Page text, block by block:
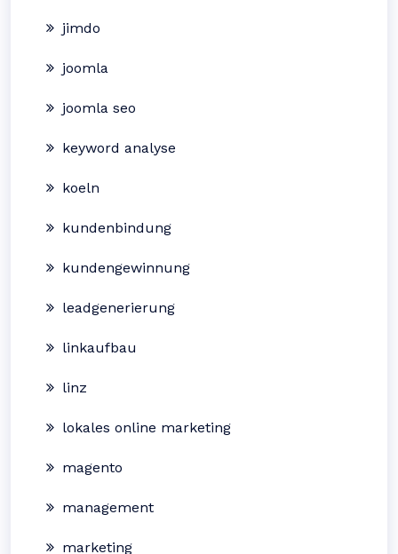
jimdo
joomla
joomla seo
keyword analyse
koeln
kundenbindung
kundengewinnung
leadgenerierung
linkaufbau
linz
lokales online marketing
magento
management
marketing